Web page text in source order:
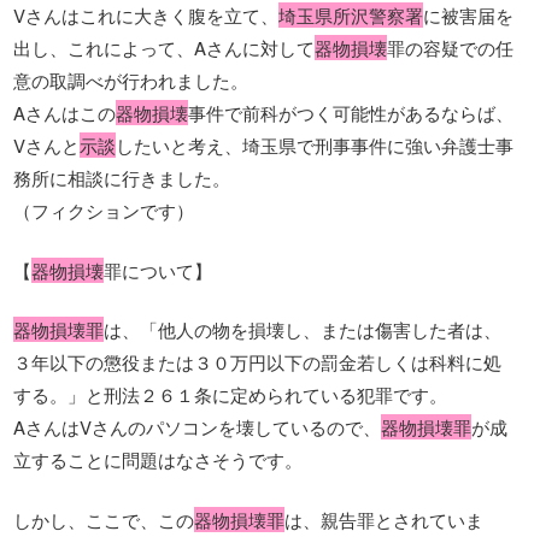
Vさんはこれに大きく腹を立て、埼玉県所沢警察署に被害届を
出し、これによって、Aさんに対して器物損壊罪の容疑での任
意の取調べが行われました。
Aさんはこの器物損壊事件で前科がつく可能性があるならば、
Vさんと示談したいと考え、埼玉県で刑事事件に強い弁護士事
務所に相談に行きました。
（フィクションです）
【器物損壊罪について】
器物損壊罪は、「他人の物を損壊し、または傷害した者は、
３年以下の懲役または３０万円以下の罰金若しくは科料に処
する。」と刑法２６１条に定められている犯罪です。
AさんはVさんのパソコンを壊しているので、器物損壊罪が成
立することに問題はなさそうです。
しかし、ここで、この器物損壊罪は、親告罪とされていま